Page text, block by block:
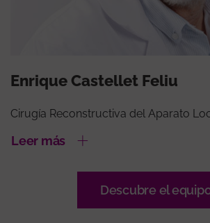
Enrique Castellet Feliu
Cirugía Reconstructiva del Aparato
Leer más
Descubre el